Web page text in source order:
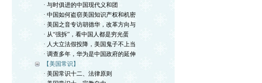
· 与时俱进的中国现代义和团
· 中国如何盗窃美国知识产权和机密
· 美国之音专访胡德华，改革方向与
· 从“强拆”，看中国人都是穷光蛋
· 人大立法假投降，美国鬼子不上当
· 调查多年，华为是中国政府的延伸
【美国常识】
· 美国常识十二、法律原则